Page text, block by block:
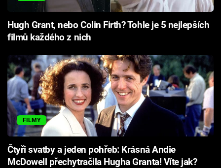
Hugh Grant, nebo Colin Firth? Tohle je 5 nejlepších
filmů každého z nich
FILMY
Čtyři svatby a jeden pohřeb: Krásná Andie
McDowell přechytračila Hugha Granta! Víte jak?